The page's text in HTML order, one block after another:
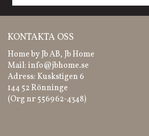
KONTAKTA OSS
Home by Jb AB, Jb Home
Mail:info@jbhome.se
Adress: Kuskstigen 6
144 52 Rönninge
(Org nr 556962-4348)